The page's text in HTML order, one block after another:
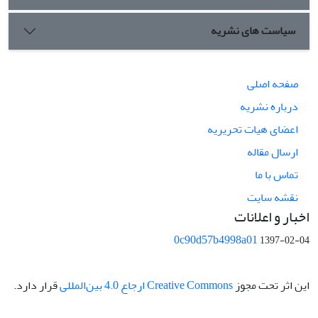
سیاست های نشریه
صفحه اصلی
درباره نشریه
اعضای هیات تحریریه
ارسال مقاله
تماس با ما
نقشه سایت
اخبار و اعلانات
0c90d57b4998a011397-02-04
این اثر تحت مجوز Creative Commons ارجاع 4.0 بین‌المللی قرار دارد.